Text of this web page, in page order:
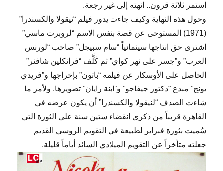
استمر ثلاثة قرون.. انهته إلى غير رجعة.
وحول هذه النهاية وكيف جاءت يدور فيلم “نيقولا والكسندرا”
(1971) المستوحى عن قصة بنفس الاسم “لروبرت ماسي”
اشترى حق انتاجها سينمائياً “سام سبيجل” صاحب “لورنس
العرب” و”جسر على نهر كواي” ثم كَلَّف “فرانكلين شافنر”
الحاصل على الأوسكار عن فيلمه “باتون” بإخراجها و”فريدي
يونج” مبدع “دكتور جيفاجو” و”ابنة رايان” تصويرها. ولأمر ما
شاءت الصدف “لنيقولا والكسندرا” أن يكون عرضه في
القاهرة قريباً من ذكرى انقضاء ستين سنة على الثورة التي
سُميت بثورة فبراير لطبيعة في التقويم الروسي القديم
جعلته متأخراً عن التقويم الميلادي السائد أياماً قليلة.